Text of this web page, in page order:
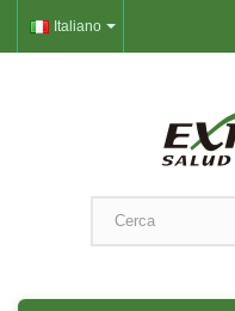
Italiano